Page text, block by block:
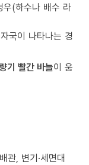
우(하수나 배수 라
국이 나타나는 경
기 빨간 바늘이 움
관, 변기·세면대